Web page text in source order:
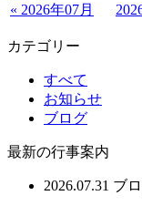
« 2026年07月
カテゴリー
すべて
お知らせ
ブログ
最新の行事案内
2026.07.31 ブ